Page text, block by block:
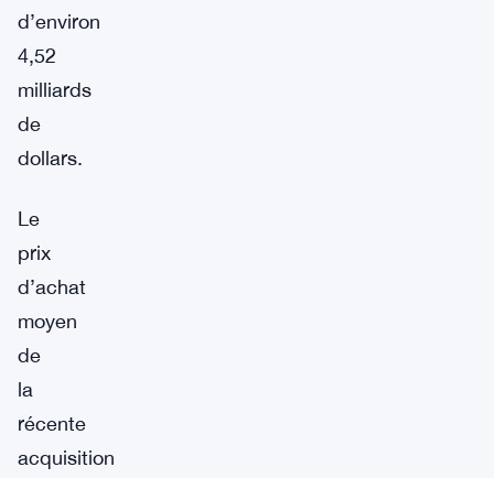
d’environ
4,52
milliards
de
dollars.
Le
prix
d’achat
moyen
de
la
récente
acquisition